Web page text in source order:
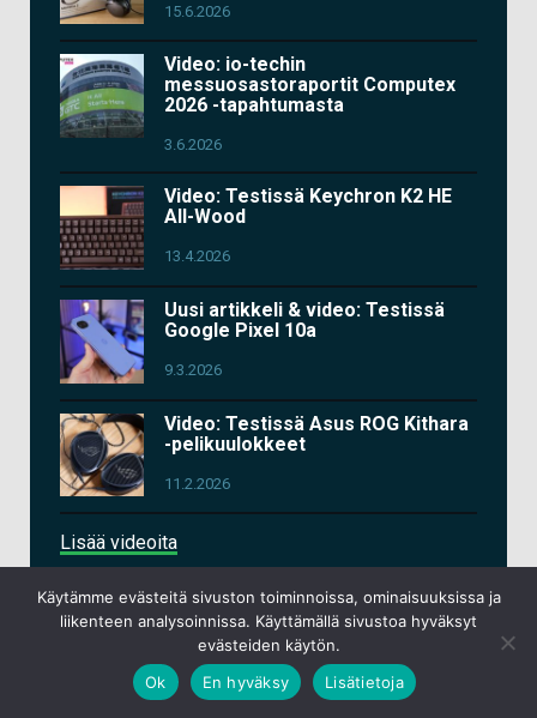
15.6.2026
Video: io-techin
messuosastoraportit Computex
2026 -tapahtumasta
3.6.2026
Video: Testissä Keychron K2 HE
All-Wood
13.4.2026
Uusi artikkeli & video: Testissä
Google Pixel 10a
9.3.2026
Video: Testissä Asus ROG Kithara
-pelikuulokkeet
11.2.2026
Lisää videoita
TEKNIIKKAPODCAST
Käytämme evästeitä sivuston toiminnoissa, ominaisuuksissa ja
liikenteen analysoinnissa. Käyttämällä sivustoa hyväksyt
evästeiden käytön.
Ok
En hyväksy Lisätietoja